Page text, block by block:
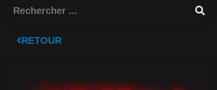
Rechercher
RETOUR